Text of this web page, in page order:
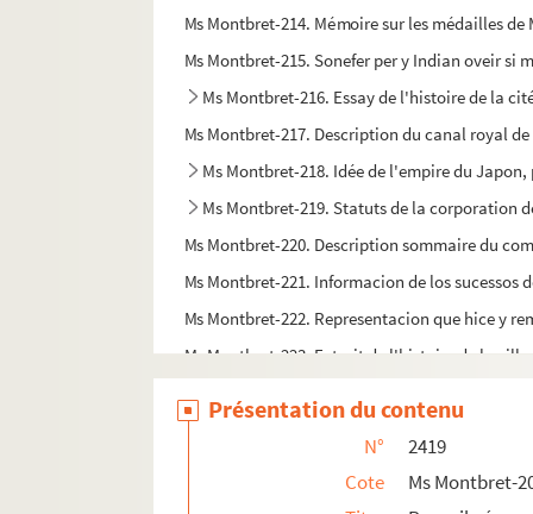
Ms Montbret-214. Mémoire sur les médailles de
Ms Montbret-215. Sonefer per y Indian oveir
Ms Montbret-216. Essay de l'histoire de la
Ms Montbret-217. Description du canal royal
Ms Montbret-218. Idée de l'empire du Japon,
Ms Montbret-219. Statuts de la corporation
Ms Montbret-220. Description sommaire du
Ms Montbret-221. Informacion de los
Ms Montbret-222. Representacion que hice y
Ms Montbret-223. Extrait de l'histoire de la ville
Ms Montbret-225. Mémoires touchant le
Présentation du contenu
N°
2419
Cote
Ms Montbret-